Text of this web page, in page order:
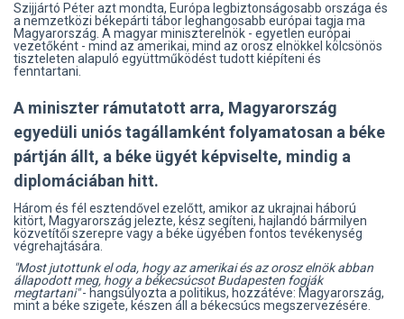
Szijjártó Péter azt mondta, Európa legbiztonságosabb országa és
a nemzetközi békepárti tábor leghangosabb európai tagja ma
Magyarország. A magyar miniszterelnök - egyetlen európai
vezetőként - mind az amerikai, mind az orosz elnökkel kölcsönös
tiszteleten alapuló együttműködést tudott kiépíteni és
fenntartani.
A miniszter rámutatott arra, Magyarország
egyedüli uniós tagállamként folyamatosan a béke
pártján állt, a béke ügyét képviselte, mindig a
diplomáciában hitt.
Három és fél esztendővel ezelőtt, amikor az ukrajnai háború
kitört, Magyarország jelezte, kész segíteni, hajlandó bármilyen
közvetítői szerepre vagy a béke ügyében fontos tevékenység
végrehajtására.
"Most jutottunk el oda, hogy az amerikai és az orosz elnök abban
állapodott meg, hogy a békecsúcsot Budapesten fogják
megtartani"- hangsúlyozta a politikus, hozzátéve: Magyarország,
mint a béke szigete, készen áll a békecsúcs megszervezésére.